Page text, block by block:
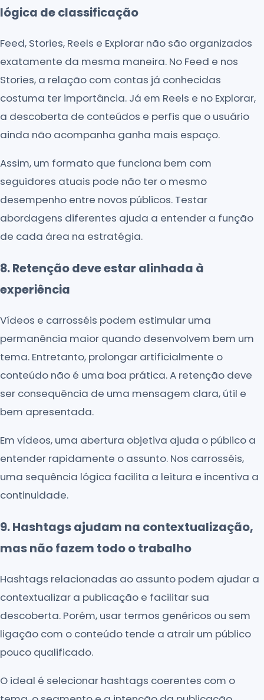
lógica de classificação
Feed, Stories, Reels e Explorar não são organizados
exatamente da mesma maneira. No Feed e nos
Stories, a relação com contas já conhecidas
costuma ter importância. Já em Reels e no Explorar,
a descoberta de conteúdos e perfis que o usuário
ainda não acompanha ganha mais espaço.
Assim, um formato que funciona bem com
seguidores atuais pode não ter o mesmo
desempenho entre novos públicos. Testar
abordagens diferentes ajuda a entender a função
de cada área na estratégia.
8. Retenção deve estar alinhada à
experiência
Vídeos e carrosséis podem estimular uma
permanência maior quando desenvolvem bem um
tema. Entretanto, prolongar artificialmente o
conteúdo não é uma boa prática. A retenção deve
ser consequência de uma mensagem clara, útil e
bem apresentada.
Em vídeos, uma abertura objetiva ajuda o público a
entender rapidamente o assunto. Nos carrosséis,
uma sequência lógica facilita a leitura e incentiva a
continuidade.
9. Hashtags ajudam na contextualização,
mas não fazem todo o trabalho
Hashtags relacionadas ao assunto podem ajudar a
contextualizar a publicação e facilitar sua
descoberta. Porém, usar termos genéricos ou sem
ligação com o conteúdo tende a atrair um público
pouco qualificado.
O ideal é selecionar hashtags coerentes com o